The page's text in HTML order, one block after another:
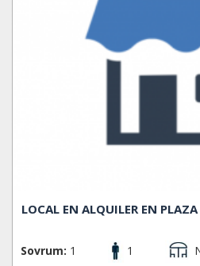
LOCAL EN ALQUILER EN
Sovrum: 1 1